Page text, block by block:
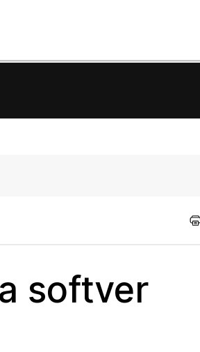
softver